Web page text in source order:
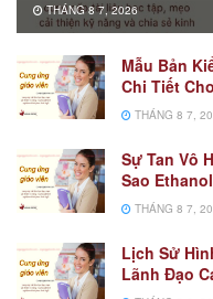
THÁNG 8 7, 2026
Mẫu Bản
Chi Tiết
THÁNG 8 7,
Sự Tan Vô
Sao
THÁNG 8 7,
Lịch Sử
Lãnh Đạo